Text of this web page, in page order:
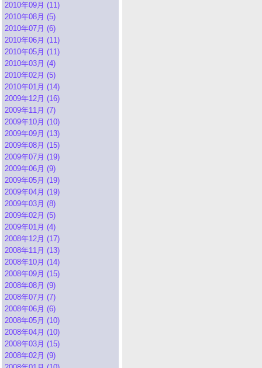
2010年09月 (11)
2010年08月 (5)
2010年07月 (6)
2010年06月 (11)
2010年05月 (11)
2010年03月 (4)
2010年02月 (5)
2010年01月 (14)
2009年12月 (16)
2009年11月 (7)
2009年10月 (10)
2009年09月 (13)
2009年08月 (15)
2009年07月 (19)
2009年06月 (9)
2009年05月 (19)
2009年04月 (19)
2009年03月 (8)
2009年02月 (5)
2009年01月 (4)
2008年12月 (17)
2008年11月 (13)
2008年10月 (14)
2008年09月 (15)
2008年08月 (9)
2008年07月 (7)
2008年06月 (6)
2008年05月 (10)
2008年04月 (10)
2008年03月 (15)
2008年02月 (9)